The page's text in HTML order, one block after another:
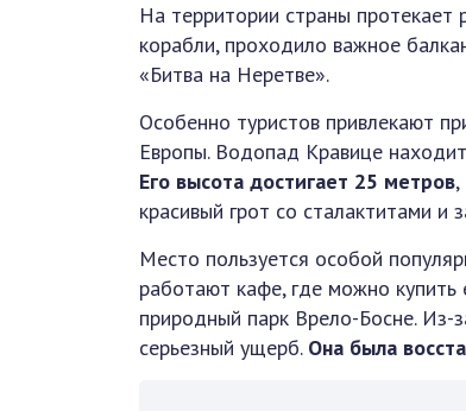
На территории страны протекает
корабли, проходило важное
«Битва на Неретве».
Особенно туристов привлекают
Европы. Водопад Кравице
Его высота достигает 25 метров
красивый грот со сталактитами
Место пользуется особой
работают кафе, где можно купить
природный парк Врело-Босне. Из-
серьезный ущерб. Она была